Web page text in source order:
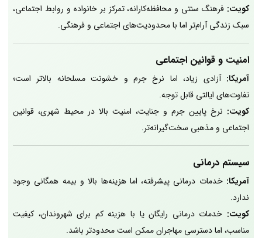
کویت: فرهنگ سنتی و محافظه‌کارانه، تمرکز بر خانواده و روابط اجتماعی،
سبک زندگی آرام‌تر اما با محدودیت‌های اجتماعی و فرهنگی.
امنیت و قوانین اجتماعی
آمریکا: آزادی زیاد، اما نرخ جرم و خشونت مسلحانه بالاتر است؛
تفاوت‌های ایالتی قابل توجه.
کویت: نرخ پایین جرم و جنایت، امنیت بالا در محیط شهری، قوانین
اجتماعی و مذهبی سخت‌گیرانه‌تر.
سیستم درمانی
آمریکا: خدمات درمانی پیشرفته، اما هزینه‌ها بالا و بیمه همگانی وجود
ندارد.
کویت: خدمات درمانی رایگان یا با هزینه کم برای شهروندان، کیفیت
مناسب، اما دسترسی مهاجران ممکن است محدودتر باشد.